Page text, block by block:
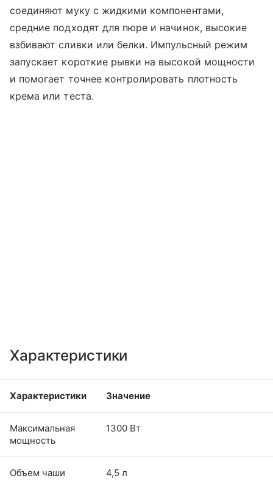
соединяют муку с жидкими компонентами,
средние подходят для пюре и начинок, высокие
взбивают сливки или белки. Импульсный режим
запускает короткие рывки на высокой мощности
и помогает точнее контролировать плотность
крема или теста.
Характеристики
Характеристики Значение
Максимальная
мощность
1300 Вт
Объем чаши 4,5 л